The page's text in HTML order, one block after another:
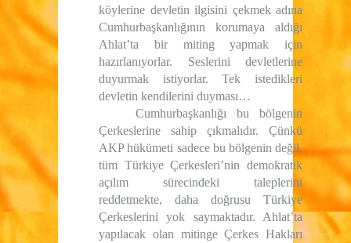
köylerine devletin ilgisini çekmek adına
Cumhurbaşkanlığının korumaya aldığı
Ahlat’ta bir miting yapmak için
hazırlanıyorlar. Seslerini devletlerine
duyurmak istiyorlar. Tek istedikleri
devletin kendilerini duyması…
Cumhurbaşkanlığı bu bölgenin
Çerkeslerine sahip çıkmalıdır. Çünkü
AKP hükümeti sadece bu bölgenin değil,
tüm Türkiye Çerkesleri’nin demokratik
açılım sürecindeki taleplerini
reddetmekte, daha doğrusu Türkiye
Çerkeslerini yok saymaktadır. Ahlat’ta
yapılacak olan mitinge Çerkes Hakları